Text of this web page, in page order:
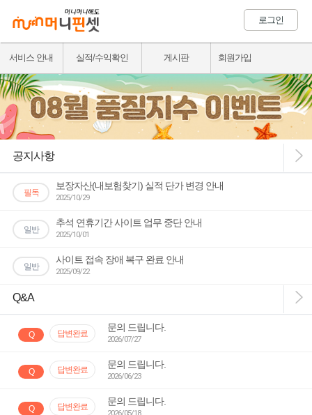
로그인
서비스 안내 실적/수익확인 게시판 회원가입
공지사항
필독
보장자산(내보험찾기) 실적 단가 변경 안내
2025/10/29
일반
추석 연휴기간 사이트 업무 중단 안내
2025/10/01
일반
사이트 접속 장애 복구 완료 안내
2025/09/22
Q&A
Q 답변완료
문의 드립니다.
2026/07/27
Q 답변완료
문의 드립니다.
2026/06/23
Q 답변완료
문의 드립니다.
2026/05/18